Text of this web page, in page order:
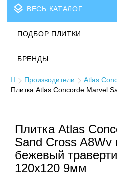
layers ВЕСЬ КАТАЛОГ
ПОДБОР ПЛИТКИ
БРЕНДЫ
Производители Atlas
Плитка Atlas Concorde Marvel
Плитка Atlas
Sand Cross A8Wv
бежевый
120x120 9мм